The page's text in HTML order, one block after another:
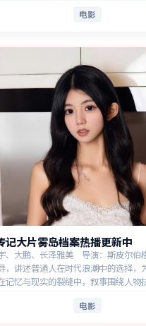
电影
记大片雾岛档案热播更新中
、大鹏、长泽雅美 导演：斯皮尔
，讲述普通人在时代浪潮中的选择，
记忆与现实的裂缝中，叙事围绕人物
意…
电影